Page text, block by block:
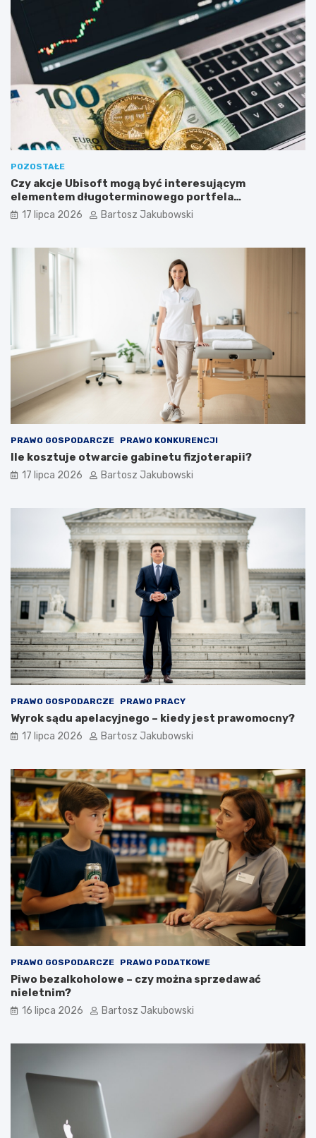
POZOSTAŁE
Czy akcje Ubisoft mogą być interesującym
elementem długoterminowego portfela
inwestycyjnego?
17 lipca 2026 Bartosz Jakubowski
PRAWO GOSPODARCZE PRAWO KONKURENCJI
Ile kosztuje otwarcie gabinetu fizjoterapii?
17 lipca 2026 Bartosz Jakubowski
PRAWO GOSPODARCZE PRAWO PRACY
Wyrok sądu apelacyjnego – kiedy jest prawomocny?
17 lipca 2026 Bartosz Jakubowski
PRAWO GOSPODARCZE PRAWO PODATKOWE
Piwo bezalkoholowe – czy można sprzedawać
nieletnim?
16 lipca 2026 Bartosz Jakubowski